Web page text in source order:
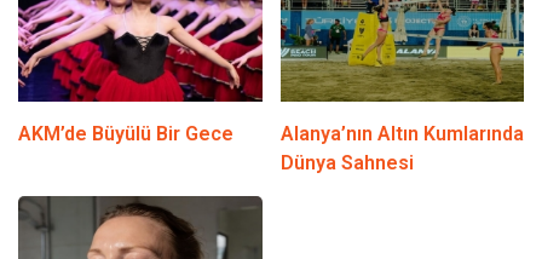
AKM’de Büyülü Bir Gece
Alanya’nın Altın Kumlarında
Dünya Sahnesi